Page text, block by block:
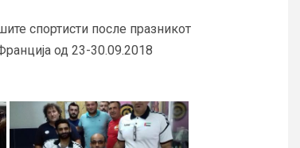
спортисти после празникот
од 23-30.09.2018